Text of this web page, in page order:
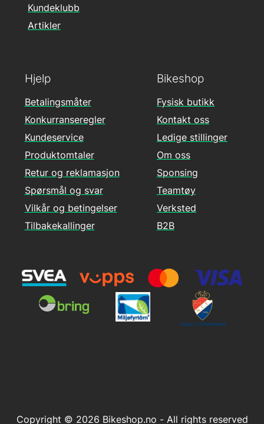
Hjelp
Betalingsmåter
Konkurranseregler
Kundeservice
Produktomtaler
Retur og reklamasjon
Spørsmål og svar
Vilkår og betingelser
Tilbakekallinger
Kundeklubb
Artikler
Bikeshop
Fysisk butikk
Kontakt oss
Ledige stillinger
Om oss
Sponsing
Teamtøy
Verksted
B2B
Copyright © 2026 Bikeshop.no - All rights reserved